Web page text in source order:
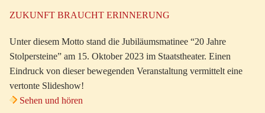
ZUKUNFT BRAUCHT ERINNERUNG
Unter diesem Motto stand die Jubiläumsmatinee “20 Jahre
Stolpersteine” am 15. Oktober 2023 im Staatstheater. Einen
Eindruck von dieser bewegenden Veranstaltung vermittelt eine
vertonte Slideshow!
Sehen und hören